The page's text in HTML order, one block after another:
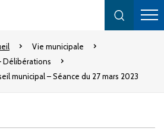
Vie municipale
Délibérations
municipal – Séance du 27 mars 2023